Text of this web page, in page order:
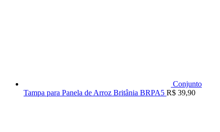
Conjunto
Tampa para Panela de Arroz Britânia BRPA5 R$ 39,90